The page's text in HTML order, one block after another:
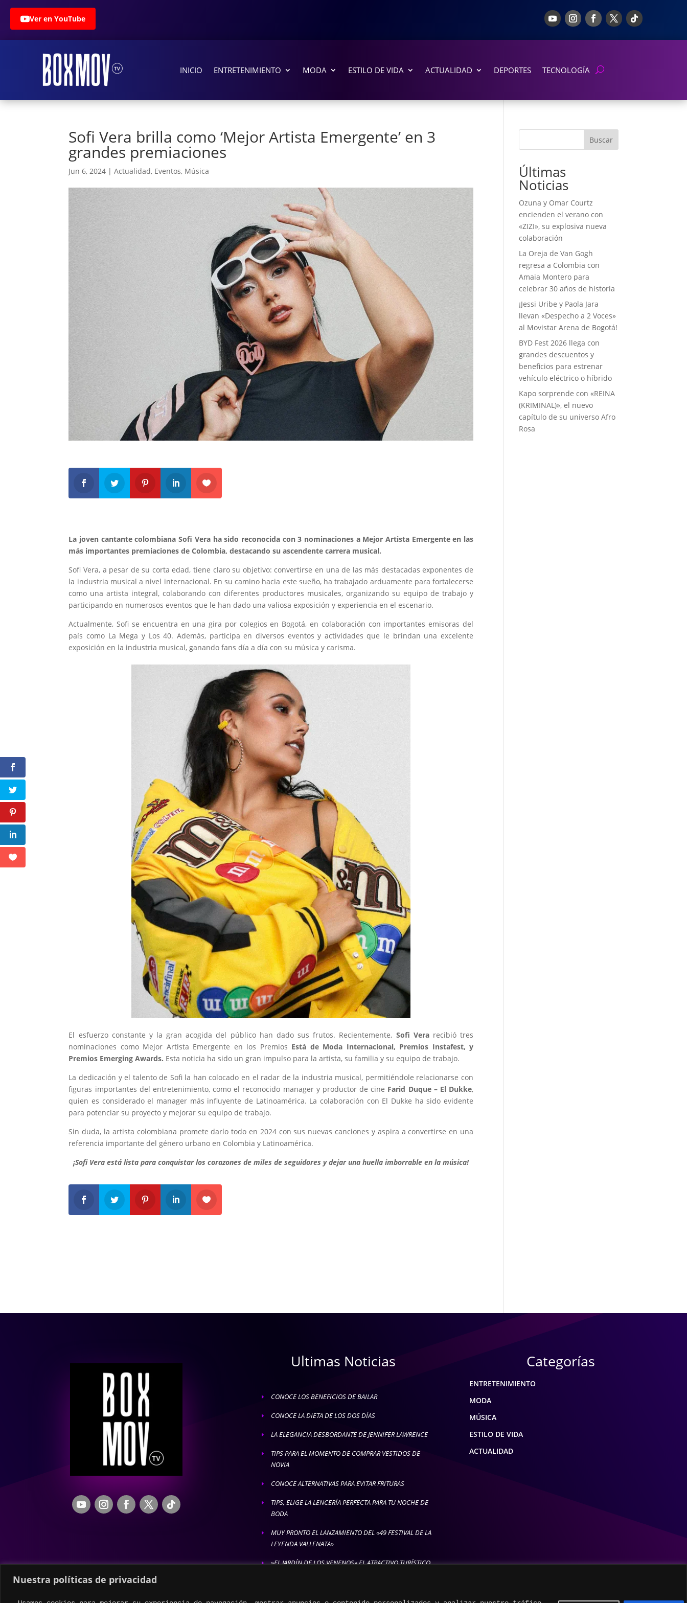
Nuestra políticas de privacidad
Ver en YouTube
INICIO ENTRETENIMIENTO MODA ESTILO DE VIDA ACTUALIDAD DEPORTES TECNOLOGÍA
Sofi Vera brilla como ‘Mejor Artista Emergente’ en 3
grandes premiaciones
Jun 6, 2024 |Actualidad, Eventos, Música
La joven cantante colombiana Sofi Vera ha sido reconocida con 3 nominaciones a Mejor Artista Emergente en las
más importantes premiaciones de Colombia, destacando su ascendente carrera musical.
Sofi Vera, a pesar de su corta edad, tiene claro su objetivo: convertirse en una de las más destacadas exponentes de
la industria musical a nivel internacional. En su camino hacia este sueño, ha trabajado arduamente para fortalecerse
como una artista integral, colaborando con diferentes productores musicales, organizando su equipo de trabajo y
participando en numerosos eventos que le han dado una valiosa exposición y experiencia en el escenario.
Actualmente, Sofi se encuentra en una gira por colegios en Bogotá, en colaboración con importantes emisoras del
país como La Mega y Los 40. Además, participa en diversos eventos y actividades que le brindan una excelente
exposición en la industria musical, ganando fans día a día con su música y carisma.
El esfuerzo constante y la gran acogida del público han dado sus frutos. Recientemente, Sofi Verarecibió tres
nominaciones como Mejor Artista Emergente en los Premios Está de Moda Internacional, Premios Instafest, y
Premios Emerging Awards. Esta noticia ha sido un gran impulso para la artista, su familia y su equipo de trabajo.
La dedicación y el talento de Sofi la han colocado en el radar de la industria musical, permitiéndole relacionarse con
figuras importantes del entretenimiento, como el reconocido manager y productor de cine Farid Duque – El Dukke,
quien es considerado el manager más influyente de Latinoamérica. La colaboración con El Dukke ha sido evidente
para potenciar su proyecto y mejorar su equipo de trabajo.
Sin duda, la artista colombiana promete darlo todo en 2024 con sus nuevas canciones y aspira a convertirse en una
referencia importante del género urbano en Colombia y Latinoamérica.
¡Sofi Vera está lista para conquistar los corazones de miles de seguidores y dejar una huella imborrable en la música!
Buscar
Últimas
Noticias
Ozuna y Omar Courtz
encienden el verano con
«ZIZI», su explosiva nueva
colaboración
La Oreja de Van Gogh
regresa a Colombia con
Amaia Montero para
celebrar 30 años de historia
¡Jessi Uribe y Paola Jara
llevan «Despecho a 2 Voces»
al Movistar Arena de Bogotá!
BYD Fest 2026 llega con
grandes descuentos y
beneficios para estrenar
vehículo eléctrico o híbrido
Kapo sorprende con «REINA
(KRIMINAL)», el nuevo
capítulo de su universo Afro
Rosa
Ultimas Noticias
E CONOCE LOS BENEFICIOS DE BAILAR
E CONOCE LA DIETA DE LOS DOS DÍAS
E LA ELEGANCIA DESBORDANTE DE JENNIFER LAWRENCE
E
TIPS PARA EL MOMENTO DE COMPRAR VESTIDOS DE
NOVIA
E CONOCE ALTERNATIVAS PARA EVITAR FRITURAS
E
TIPS, ELIGE LA LENCERÍA PERFECTA PARA TU NOCHE DE
BODA
E
MUY PRONTO EL LANZAMIENTO DEL «49 FESTIVAL DE LA
LEYENDA VALLENATA»
E
»EL JARDÍN DE LOS VENENOS» EL ATRACTIVO TURÍSTICO
Categorías
ENTRETENIMIENTO
MODA
MÚSICA
ESTILO DE VIDA
ACTUALIDAD